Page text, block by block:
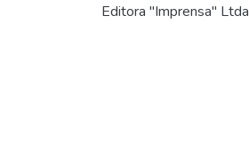
Editora "Imprensa" Ltda